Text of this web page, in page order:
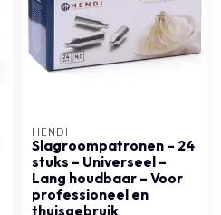
HENDI
Slagroompatronen – 24
stuks – Universeel –
Lang houdbaar – Voor
professioneel en
thuisgebruik